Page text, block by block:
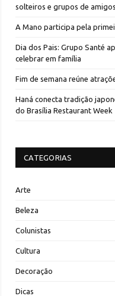
solteiros e grupos de
A Mano participa pela
Dia dos Pais: Grupo Santé
celebrar em família
Fim de semana reúne
Haná conecta tradição
do Brasília Restaurant Week
CATEGORIAS
Arte
Beleza
Colunistas
Cultura
Decoração
Dicas